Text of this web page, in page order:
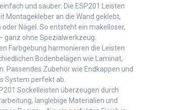
und sauber: Die ESP201 Leisten
Montagekleber an die Wand geklebt,
oder Nägel. So entsteht ein makelloser,
ganz ohne Spezialwerkzeug.
Farbgebung harmonieren die Leisten
Bodenbelägen wie Laminat,
Passendes Zubehör wie Endkappen und
System perfekt ab.
Sockelleisten überzeugen durch
langlebige Materialien und